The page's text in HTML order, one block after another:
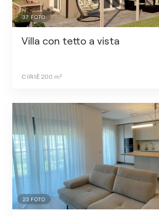
37 FOTO
Villa con tetto a vista
CIRIÈ 200 m²
23 FOTO